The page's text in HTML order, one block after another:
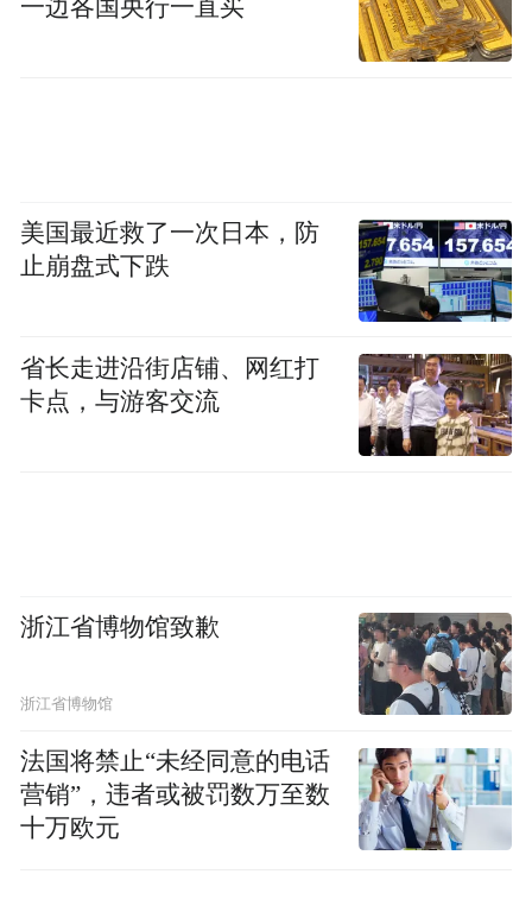
一边各国央行一直买
美国最近救了一次日本，防
止崩盘式下跌
省长走进沿街店铺、网红打
卡点，与游客交流
浙江省博物馆致歉
浙江省博物馆
法国将禁止“未经同意的电话
营销”，违者或被罚数万至数
十万欧元